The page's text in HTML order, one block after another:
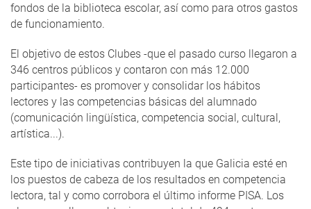
fondos de la biblioteca escolar, así como para otros gastos
de funcionamiento.
El objetivo de estos Clubes -que el pasado curso llegaron a
346 centros públicos y contaron con más 12.000
participantes- es promover y consolidar los hábitos
lectores y las competencias básicas del alumnado
(comunicación lingüística, competencia social, cultural,
artística...).
Este tipo de iniciativas contribuyen la que Galicia esté en
los puestos de cabeza de los resultados en competencia
lectora, tal y como corrobora el último informe PISA. Los